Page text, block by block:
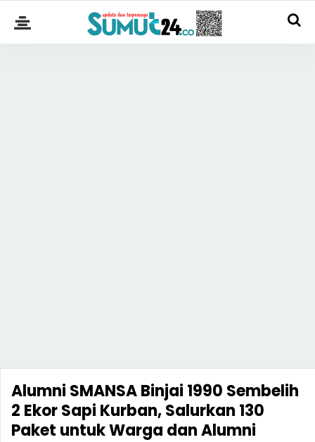
Alumni SMANSA Binjai 1990 Sembelih
2 Ekor Sapi Kurban, Salurkan 130
Paket untuk Warga dan Alumni